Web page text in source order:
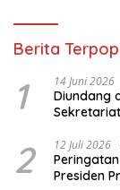
Berita
1 14 Juni 2026
Diundang
2 12 Juli 2026
Presiden